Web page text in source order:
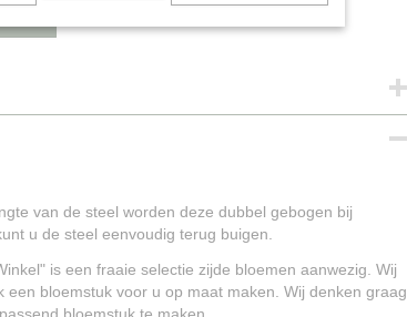
van de steel worden deze dubbel gebogen bij
u de steel eenvoudig terug buigen.
is een fraaie selectie zijde bloemen aanwezig. Wij
een bloemstuk voor u op maat maken. Wij denken graag